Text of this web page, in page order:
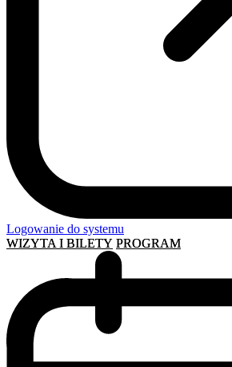
Logowanie do systemu
WIZYTA I BILETY PROGRAM